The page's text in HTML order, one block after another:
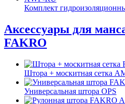
Комплект
Аксессуары для
FAKRO
Штора + москитная сетка
Универсальная штора OPS